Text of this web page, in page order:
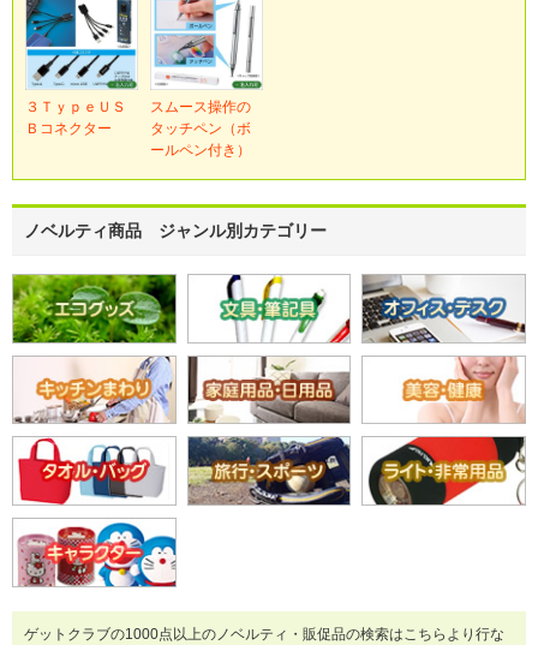
３ＴｙｐｅＵＳ
Ｂコネクター
スムース操作の
タッチペン（ボ
ールペン付き）
ノベルティ商品 ジャンル別カテゴリー
ゲットクラブの1000点以上のノベルティ・販促品の検索はこちらより行な